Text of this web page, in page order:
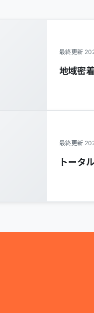
最終更新
地域密
最終更新
トータ